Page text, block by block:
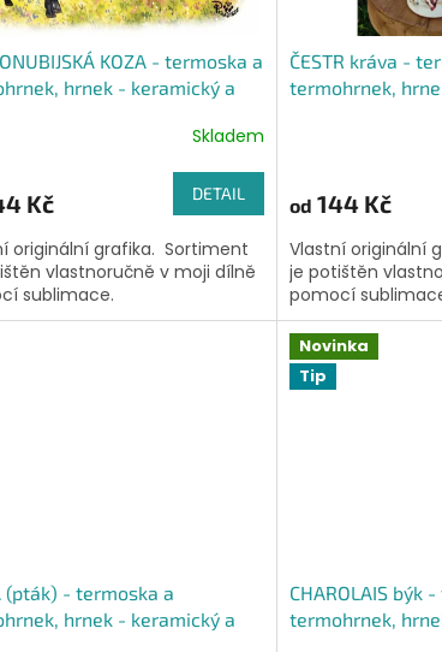
KOZA - termoska a
hrnek - keramický a
Skladem
Kč DETAIL
originální grafika. Sortiment
vlastnoručně v moji dílně
sublimace.
ČESTR kráva -
termohrnek,
od 144 Kč
Vlastní originální
je potištěn
pomocí
(pták) - termoska a
hrnek - keramický a
Novinka
Tip
CHAROLAIS býk
termohrnek,